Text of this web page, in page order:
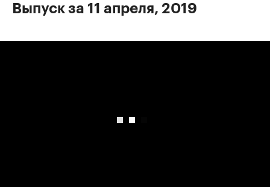
Выпуск за 11 апреля, 2019